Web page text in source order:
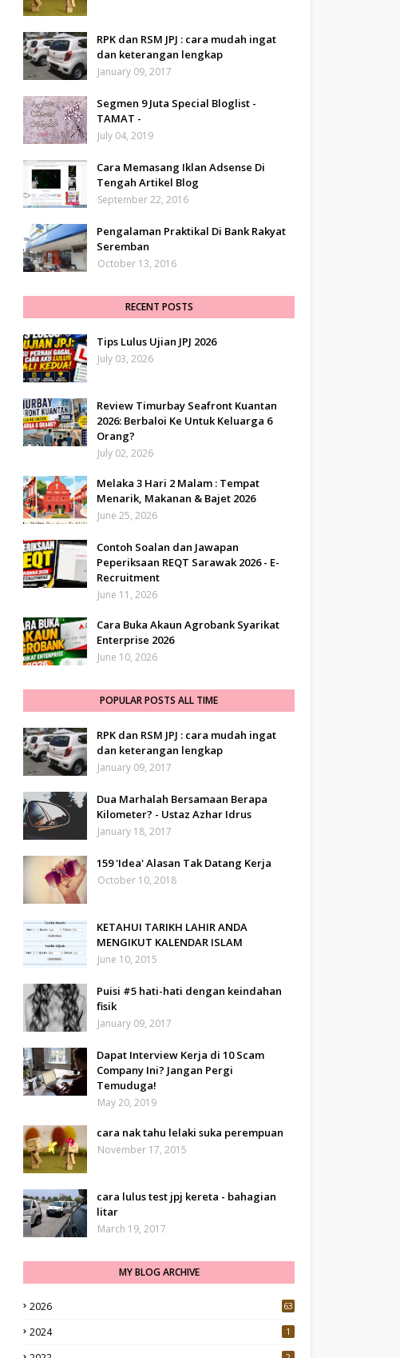
RPK dan RSM JPJ : cara mudah ingat
dan keterangan lengkap
January 09, 2017
Segmen 9 Juta Special Bloglist -
TAMAT -
July 04, 2019
Cara Memasang Iklan Adsense Di
Tengah Artikel Blog
September 22, 2016
Pengalaman Praktikal Di Bank Rakyat
Seremban
October 13, 2016
RECENT POSTS
Tips Lulus Ujian JPJ 2026
July 03, 2026
Review Timurbay Seafront Kuantan
2026: Berbaloi Ke Untuk Keluarga 6
Orang?
July 02, 2026
Melaka 3 Hari 2 Malam : Tempat
Menarik, Makanan & Bajet 2026
June 25, 2026
Contoh Soalan dan Jawapan
Peperiksaan REQT Sarawak 2026 - E-
Recruitment
June 11, 2026
Cara Buka Akaun Agrobank Syarikat
Enterprise 2026
June 10, 2026
POPULAR POSTS ALL TIME
RPK dan RSM JPJ : cara mudah ingat
dan keterangan lengkap
January 09, 2017
Dua Marhalah Bersamaan Berapa
Kilometer? - Ustaz Azhar Idrus
January 18, 2017
159 'Idea' Alasan Tak Datang Kerja
October 10, 2018
KETAHUI TARIKH LAHIR ANDA
MENGIKUT KALENDAR ISLAM
June 10, 2015
Puisi #5 hati-hati dengan keindahan
fisik
January 09, 2017
Dapat Interview Kerja di 10 Scam
Company Ini? Jangan Pergi
Temuduga!
May 20, 2019
cara nak tahu lelaki suka perempuan
November 17, 2015
cara lulus test jpj kereta - bahagian
litar
March 19, 2017
MY BLOG ARCHIVE
2026 63
2024 1